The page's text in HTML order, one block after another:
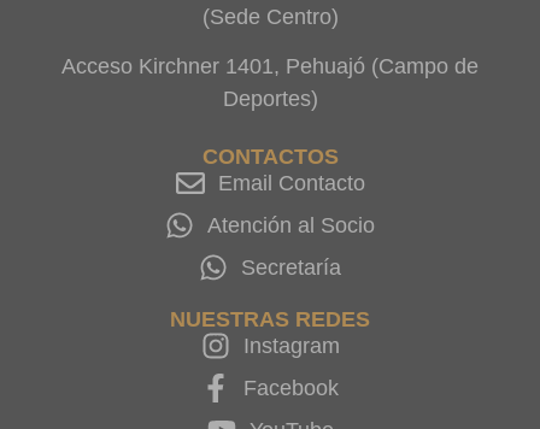
(Sede Centro)
Acceso Kirchner 1401, Pehuajó (Campo de
Deportes)
CONTACTOS
Email Contacto
Atención al Socio
Secretaría
NUESTRAS REDES
Instagram
Facebook